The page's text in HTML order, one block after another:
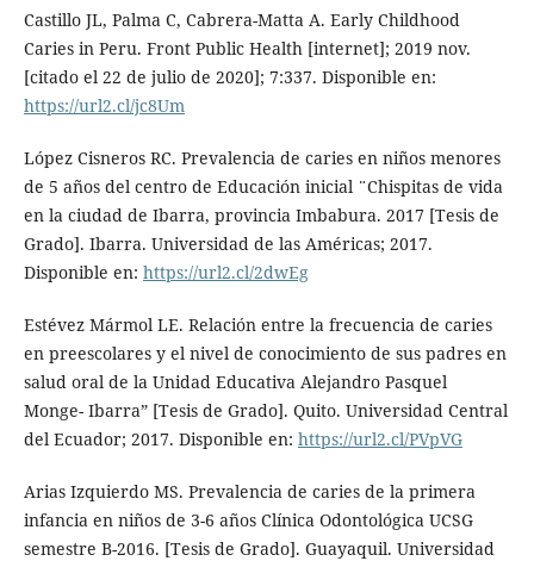
Castillo JL, Palma C, Cabrera-Matta A. Early Childhood
Caries in Peru. Front Public Health [internet]; 2019 nov.
[citado el 22 de julio de 2020]; 7:337. Disponible en:
https://url2.cl/jc8Um
López Cisneros RC. Prevalencia de caries en niños menores
de 5 años del centro de Educación inicial ¨Chispitas de vida
en la ciudad de Ibarra, provincia Imbabura. 2017 [Tesis de
Grado]. Ibarra. Universidad de las Américas; 2017.
Disponible en: https://url2.cl/2dwEg
Estévez Mármol LE. Relación entre la frecuencia de caries
en preescolares y el nivel de conocimiento de sus padres en
salud oral de la Unidad Educativa Alejandro Pasquel
Monge- Ibarra” [Tesis de Grado]. Quito. Universidad Central
del Ecuador; 2017. Disponible en: https://url2.cl/PVpVG
Arias Izquierdo MS. Prevalencia de caries de la primera
infancia en niños de 3-6 años Clínica Odontológica UCSG
semestre B-2016. [Tesis de Grado]. Guayaquil. Universidad